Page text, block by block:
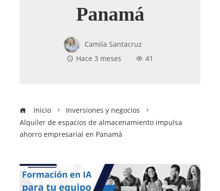
Panamá
Camila Santacruz
Hace 3 meses
41
Inicio
Inversiones y negocios
Alquiler de espacios de almacenamiento impulsa
ahorro empresarial en Panamá